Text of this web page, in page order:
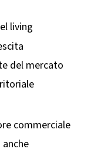
living
del mercato
commerciale